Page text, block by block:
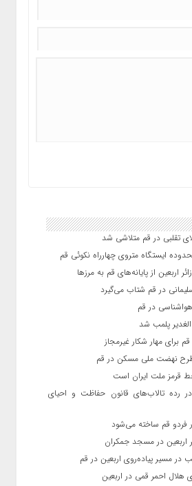
تقلبی در قم متلاشی شد
ایستگاه متروی چهارراه نکوئی قم
در قم شتاب می‌گیرد
در قم
پلمب شد
برای مهار شکار غیرمجاز
قرمز ملت ایران است
رده تالاب‌های قانون حفاظت و احیای
فردو قم ساخته می‌شود